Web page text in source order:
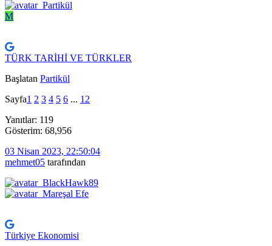
M
TÜRK TARİHİ VE TÜRKLER
Başlatan Partikül
Sayfa1 2 3 4 5 6 ... 12
Yanıtlar: 119
Gösterim: 68,956
03 Nisan 2023, 22:50:04
mehmet05 tarafından
Türkiye Ekonomisi